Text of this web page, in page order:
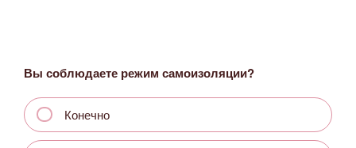
Вы соблюдаете режим самоизоляции?
Конечно